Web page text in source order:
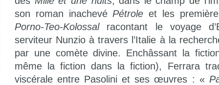
son roman inachevé Pétrole et les
Porno-Teo-Kolossal racontant le voyage
serviteur Nunzio à travers l’Italie à la
par une comète divine. Enchâssant la
même la fiction dans la fiction), Ferrara
viscérale entre Pasolini et ses œuvres : «